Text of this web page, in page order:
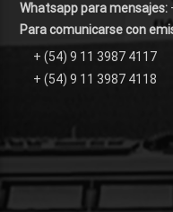
Whatsapp para mensajes:
Para comunicarse con
+ (54) 9 11 3987 4117
+ (54) 9 11 3987 4118